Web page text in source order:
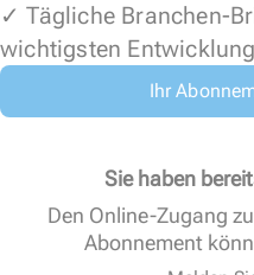
✓ Tägliche Branchen-
wichtigsten
Ihr
Sie haben
Den Online-Zugang
Abonnement